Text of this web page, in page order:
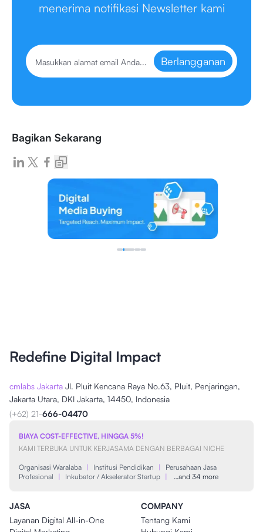
menerima notifikasi Newsletter kami
Berlangganan
Bagikan Sekarang
Redefine Digital Impact
cmlabs Jakarta Jl. Pluit Kencana Raya No.63, Pluit, Penjaringan,
Jakarta Utara, DKI Jakarta, 14450, Indonesia
(+62) 21-666-04470
BIAYA COST-EFFECTIVE, HINGGA 5%!
KAMI TERBUKA UNTUK KERJASAMA DENGAN BERBAGAI NICHE
Organisasi Waralaba | Institusi Pendidikan |
Perusahaan Jasa
Profesional
| Inkubator / Akselerator Startup | …and 34 more
JASA
Layanan Digital All-in-One
COMPANY
Tentang Kami